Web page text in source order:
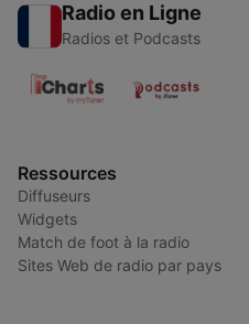
Radio en Ligne
Radios et Podcasts
Ressources
Diffuseurs
Widgets
Match de foot à la radio
Sites Web de radio par pays